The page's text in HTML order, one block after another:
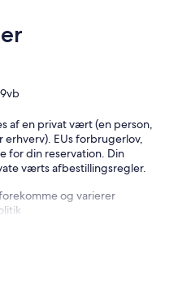
af en privat vært (en person,
EUs forbrugerlov,
for din reservation. Din
værts afbestillingsregler.
og varierer